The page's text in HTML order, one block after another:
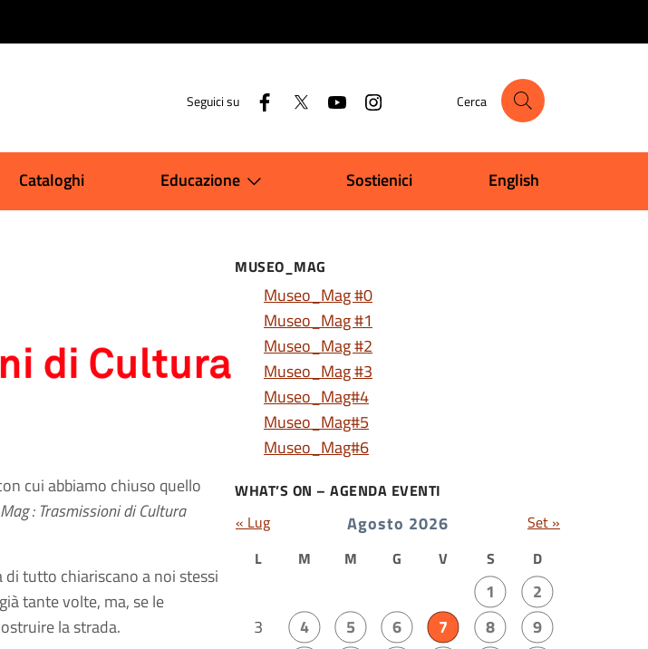
Seguici su Cerca
Cataloghi Educazione Sostienici English
cui abbiamo chiuso quello
: Trasmissioni di Cultura
di tutto chiariscano a noi stessi
tante volte, ma, se le
la strada.
MUSEO_MAG
Museo_Mag #0
Museo_Mag #1
Museo_Mag #2
Museo_Mag #3
Museo_Mag#4
Museo_Mag#5
Museo_Mag#6
WHAT’S ON – AGENDA EVENTI
Agosto 2026
L M M G V S D
1
2
3
4 5 6 7 8
9
« Lug Set »